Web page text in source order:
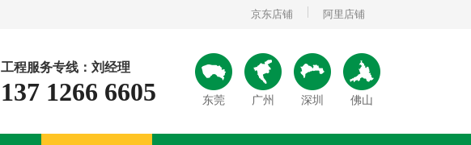
京东店铺 阿里店铺
工程服务专线：刘经理
137 1266 6605 东莞 广州 深圳 佛山
技术支持 资讯中心 联系我们